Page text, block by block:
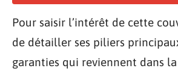
Pour saisir l’intérêt de cette
de détailler ses piliers
garanties qui reviennent dans